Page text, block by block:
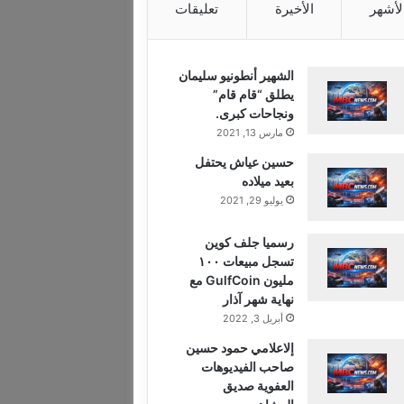
الأخيرة تعليقات
الشهير أنطونيو سليمان
يطلق “قام قام”
ونجاحات كبرى.
مارس 13, 2021
حسين عياش يحتفل
بعيد ميلاده
يوليو 29, 2021
رسميا جلف كوين
تسجل مبيعات ١٠٠
مليون GulfCoin مع
نهاية شهر آذار
أبريل 3, 2022
إلاعلامي حمود حسين
صاحب الفيديوهات
العفوية صديق